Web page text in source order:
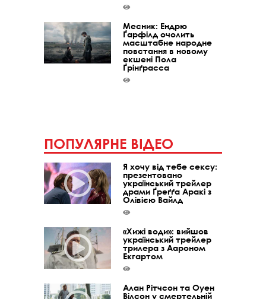
Месник: Ендрю
Ґарфілд очолить
масштабне народне
повстання в новому
екшені Пола
Ґрінґрасса
ПОПУЛЯРНЕ ВІДЕО
Я хочу від тебе сексу:
презентовано
український трейлер
драми Ґреґґа Аракі з
Олівією Вайлд
«Хижі води»: вийшов
український трейлер
трилера з Аароном
Екгартом
Алан Рітчсон та Оуен
Вілсон у смертельній